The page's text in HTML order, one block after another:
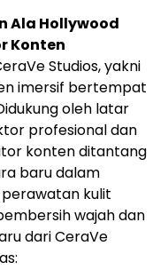
Ala Hollywood
Konten
Studios, yakni
imersif bertempat
oleh latar
profesional dan
konten ditantang
baru dalam
kulit
wajah dan
dari CeraVe